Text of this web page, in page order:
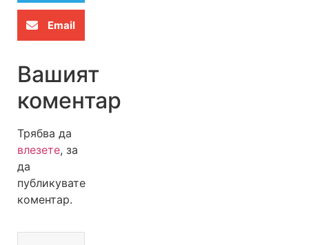
Email
Вашият
коментар
Трябва да
влезете, за
да
публикувате
коментар.